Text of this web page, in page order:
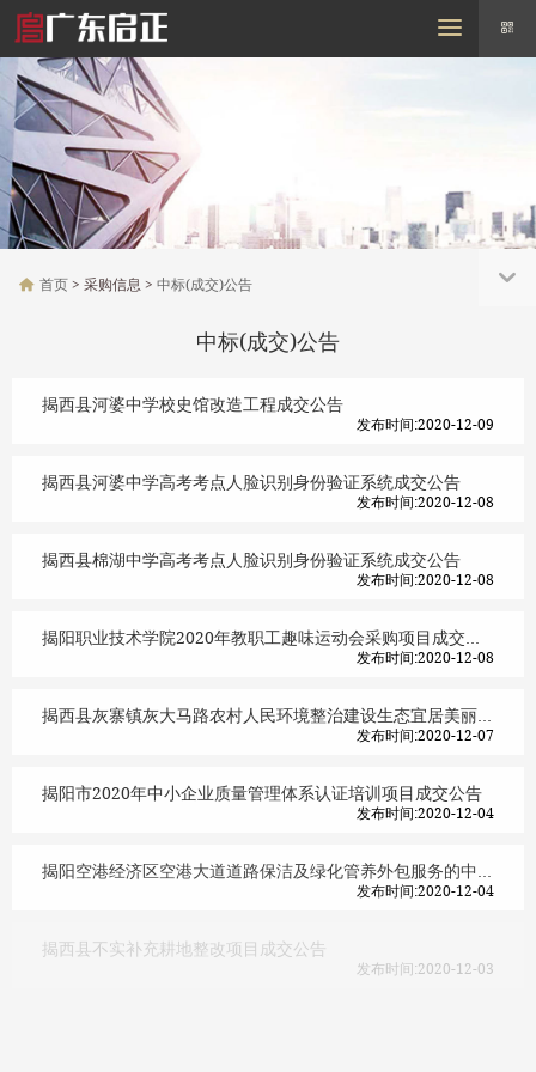
MENU
首页
走进启正
需求信息
采购信息
招标信息
行业动态
联系我们
首页> 采购信息 > 中标(成交)公告
中标(成交)公告
揭西县河婆中学校史馆改造工程成交公告
发布时间:2020-12-09
揭西县河婆中学高考考点人脸识别身份验证系统成交公告
发布时间:2020-12-08
揭西县棉湖中学高考考点人脸识别身份验证系统成交公告
发布时间:2020-12-08
揭阳职业技术学院2020年教职工趣味运动会采购项目成交公告
发布时间:2020-12-08
揭西县灰寨镇灰大马路农村人民环境整治建设生态宜居美丽示范村项目工程成交公告
发布时间:2020-12-07
揭阳市2020年中小企业质量管理体系认证培训项目成交公告
发布时间:2020-12-04
揭阳空港经济区空港大道道路保洁及绿化管养外包服务的中标公告
发布时间:2020-12-04
揭西县不实补充耕地整改项目成交公告
发布时间:2020-12-03